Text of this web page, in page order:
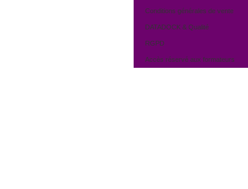
Conditions générales de vente
DATADOCK & Qualité
RGPD
Accès réservé aux formateurs